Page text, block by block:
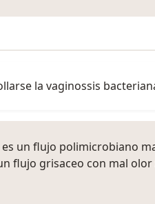
la vaginossis
es un flujo polimicrobiano
flujo grisaceo con mal